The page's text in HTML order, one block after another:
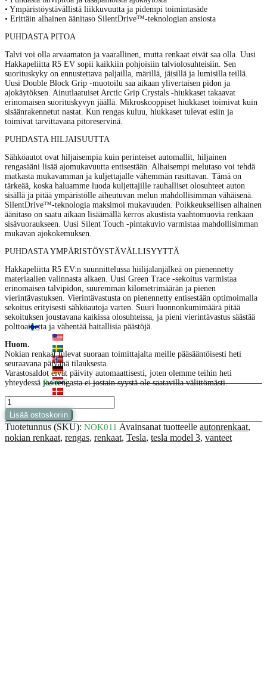
Tarvikkeet ulkopuolelle
Matot
Model S
Tarvikkeet sisäpuolelle
Tarvikkeet ulkopuolelle
Matot
Varaosat
Model X
Tarvikkeet
Tarvikkeet sisäpuolelle
Tarvikkeet ulkopuolelle
Matot
Varaosat
Muut Tesla-tuotteet
Pukeutuminen
Lelut ja fanituotteet
Autonhoitotuotteet
Renkaat
Vanteet
Rengaspaketit
Laturit
Tietoa
Omat tiedot
Rengas- ja vannetietoa
Palautusehdot
Ota yhteyttä
FI
SV
NO
DE
NL
0,00€ 0 tuotetta
• Ympäristöystävällistä liikkuvuutta ja pidempi toimintasäde
• Erittäin alhainen äänitaso SilentDrive™-teknologian ansiosta
PUHDASTA PITOA
Talvi voi olla arvaamaton ja vaarallinen, mutta renkaat eivät saa olla. Uusi
Hakkapeliitta R5 EV sopii kaikkiin pohjoisiin talviolosuhteisiin. Sen
suorituskyky on ennustettava paljailla, märillä, jäisillä ja lumisilla teillä.
Uusi Double Block Grip -muotoilu saa aikaan ylivertaisen pidon ja
ajokäytöksen. Ainutlaatuiset Arctic Grip Crystals -hiukkaset takaavat
erinomaisen suorituskyvyn jäällä. Mikroskooppiset hiukkaset toimivat kuin
sisäänrakennetut nastat. Kun rengas kuluu, hiukkaset tulevat esiin ja
toimivat tarvittavana pitoreservinä.
PUHDASTA HILJAISUUTTA
Sähköautot ovat hiljaisempia kuin perinteiset automallit, hiljainen
rengasääni lisää ajomukavuutta entisestään. Alhaisempi melutaso voi tehdä
matkasta mukavamman ja kuljettajalle vähemmän rasittavan. Tämä on
tärkeää, koska haluamme luoda kuljettajille rauhalliset olosuhteet auton
sisällä ja pitää ympäristölle aiheutuvan melun mahdollisimman vähäisenä.
SilentDrive™-teknologia maksimoi mukavuuden. Poikkeuksellisen alhainen
äänitaso on saatu aikaan lisäämällä kerros akustista vaahtomuovia renkaan
sisävuoraukseen. Uusi Silent Touch -pintakuvio varmistaa mahdollisimman
mukavan ajokokemuksen.
PUHDASTA YMPÄRISTÖYSTÄVÄLLISYYTTÄ
Hakkapeliitta R5 EV:n suunnittelussa hiilijalanjälkeä on pienennetty
materiaalien valinnasta alkaen. Uusi Green Trace -sekoitus varmistaa
erinomaisen talvipidon, suuremman kilometrimäärän ja pienen
vierintävastuksen. Vierintävastusta on pienennetty entisestään optimoimalla
sekoitus erityisesti sähköautoja varten. Suuri luonnonkumimäärä pitää
sekoituksen joustavana kaikissa olosuhteissa, ja pieni vierintävastus säästää
polttoainetta ja vähentää haitallisia päästöjä.
Huom.
Nokian renkaat tulevat suoraan toimittajalta meille pääsääntöisesti heti
seuraavana päivänä tilauksesta.
Varastosaldot eivät päivity automaattisesti, joten olemme teihin heti
yhteydessä jos rengasta ei jostain syystä ole saatavilla välittömästi.
Nokian
Tyres
Hakkapeliitta
R5
EV
Lisää ostoskoriin
Tuotetunnus (SKU): NOK011 Avainsanat tuotteelle autonrenkaat,
nokian renkaat, rengas, renkaat, Tesla, tesla model 3, vanteet